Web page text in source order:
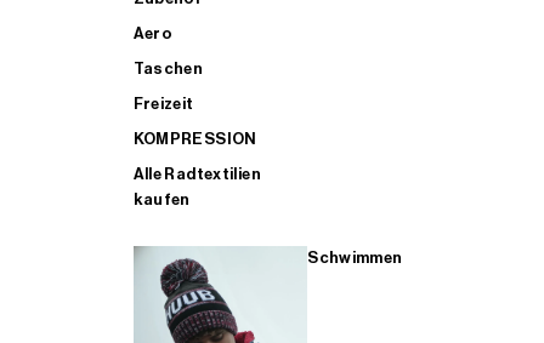
Aero
Taschen
Freizeit
KOMPRESSION
Alle Radtextilien
kaufen
Schwimmen